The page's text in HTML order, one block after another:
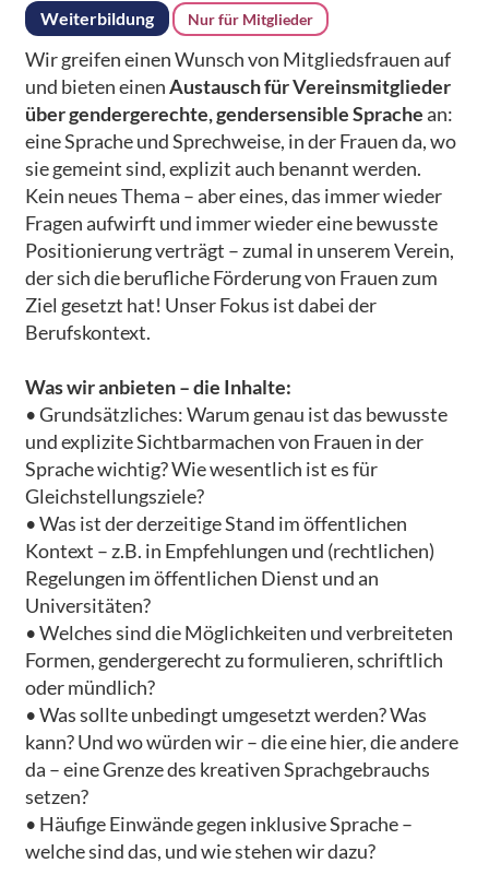
Weiterbildung
Nur für Mitglieder
Wir greifen einen Wunsch von Mitgliedsfrauen auf
und bieten einenAustausch für Vereinsmitglieder
über gendergerechte, gendersensible Sprachean:
eine Sprache und Sprechweise, in der Frauen da, wo
sie gemeint sind, explizit auch benannt werden.
Kein neues Thema – aber eines, das immer wieder
Fragen aufwirft und immer wieder eine bewusste
Positionierung verträgt – zumal in unserem Verein,
der sich die berufliche Förderung von Frauen zum
Ziel gesetzt hat! Unser Fokus ist dabei der
Berufskontext.
Was wir anbieten – die Inhalte:
• Grundsätzliches: Warum genau ist das bewusste
und explizite Sichtbarmachen von Frauen in der
Sprache wichtig? Wie wesentlich ist es für
Gleichstellungsziele?
• Was ist der derzeitige Stand im öffentlichen
Kontext – z.B. in Empfehlungen und (rechtlichen)
Regelungen im öffentlichen Dienst und an
Universitäten?
• Welches sind die Möglichkeiten und verbreiteten
Formen, gendergerecht zu formulieren, schriftlich
oder mündlich?
• Was sollte unbedingt umgesetzt werden? Was
kann? Und wo würden wir – die eine hier, die andere
da – eine Grenze des kreativen Sprachgebrauchs
setzen?
• Häufige Einwände gegen inklusive Sprache –
welche sind das, und wie stehen wir dazu?